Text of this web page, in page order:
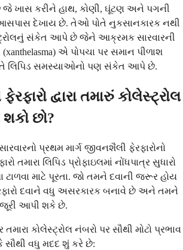
જે ખાસ કરીને હાથ, કોણી, ઘૂંટણ અને પગની
દેખાય છે. તેઓ પોતે નુકસાનકારક નથી
સંકેત આપે છે જેને આક્રમક સારવારની
એ પોપચા પર સમાન પીળાશ
લિપિડ સમસ્યાઓનો પણ સંકેત આપે છે.
દ્વારા તમારું કોલેસ્ટ્રોલ
શકો છો?
પ્રથમ માર્ગ જીવનશૈલી ફેરફારોનો
તમારા લિપિડ પ્રોફાઇલમાં નોંધપાત્ર સુધારો
ટાળવા માટે પૂરતા. જો તમને દવાની જરૂર હોય
દવાને વધુ અસરકારક બનાવે છે અને તમને
આપી શકે છે.
તમારા કોલેસ્ટ્રોલ નંબરો પર સૌથી મોટો પ્રભાવ
સૌથી વધુ મદદ શું કરે છે: